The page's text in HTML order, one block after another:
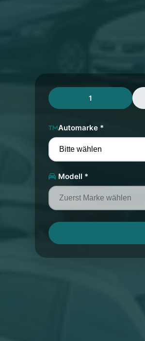
1
Automarke *
Modell *